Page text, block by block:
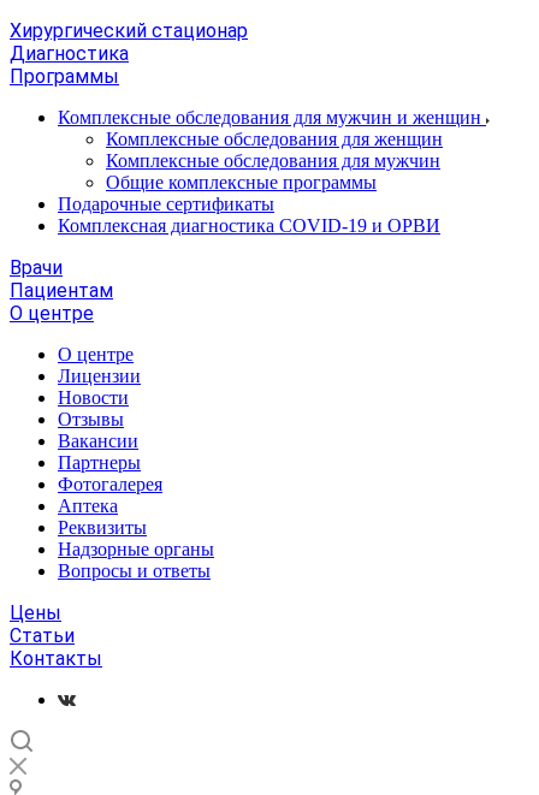
Хирургический стационар
Диагностика
Программы
Комплексные обследования для мужчин и женщин
Комплексные обследования для женщин
Комплексные обследования для мужчин
Общие комплексные программы
Подарочные сертификаты
Комплексная диагностика COVID-19 и ОРВИ
Врачи
Пациентам
О центре
О центре
Лицензии
Новости
Отзывы
Вакансии
Партнеры
Фотогалерея
Аптека
Реквизиты
Надзорные органы
Вопросы и ответы
Цены
Статьи
Контакты